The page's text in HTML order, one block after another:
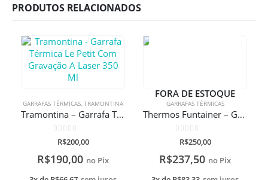
PRODUTOS RELACIONADOS
GARRAFAS TÉRMICAS, TRAMONTINA
Tramontina – Garrafa Térmica Le Petit Com Gravação A Laser 350 Ml
de 5
R$200,00
R$190,00 no Pix
FORA DE ESTOQUE
GARRAFAS TÉRMICAS
Thermos Funtainer – Garrafa com corações
de 5
R$250,00
R$237,50 no Pix